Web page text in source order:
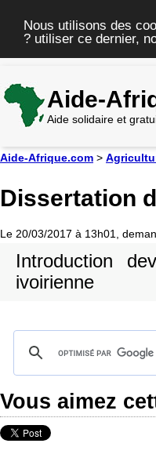
Nous utilisons des
? utiliser ce dernier,
Aide-
Aide solidaire et
Aide-Afrique.com >
Dissertation
Le 20/03/2017 à 13h01,
Introduction
ivoirienne
Vous aimez